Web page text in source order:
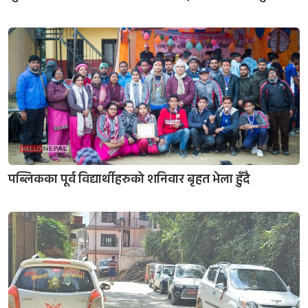
पब्लिकका पूर्व विद्यार्थीहरुको शनिवार बृहत भेला हुँदै